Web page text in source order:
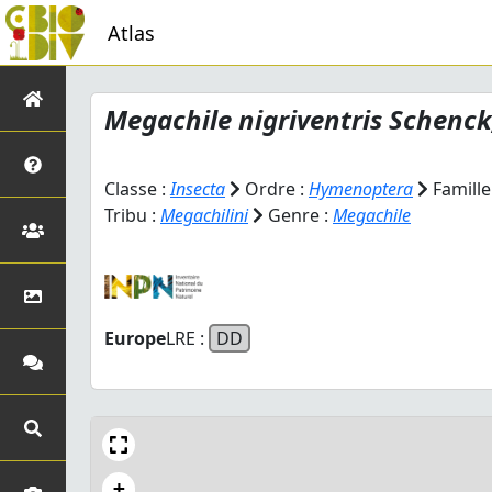
Atlas
Megachile nigriventris
Classe :Insecta Ordre : Hymenoptera
Tribu : Megachilini Genre : Megachile
EuropeLRE : DD